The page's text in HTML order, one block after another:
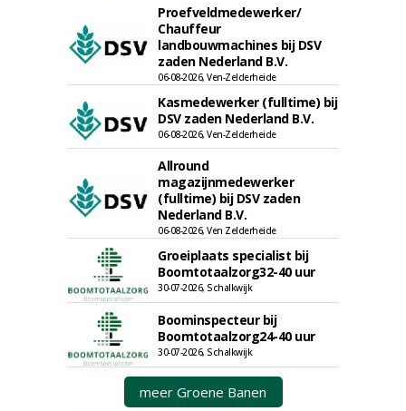
Proefveldmedewerker/
Chauffeur
landbouwmachines bij DSV
zaden Nederland B.V.
06-08-2026, Ven-Zelderheide
Kasmedewerker (fulltime) bij
DSV zaden Nederland B.V.
06-08-2026, Ven-Zelderheide
Allround
magazijnmedewerker
(fulltime) bij DSV zaden
Nederland B.V.
06-08-2026, Ven Zelderheide
Groeiplaats specialist bij
Boomtotaalzorg32-40 uur
30-07-2026, Schalkwijk
Boominspecteur bij
Boomtotaalzorg24-40 uur
30-07-2026, Schalkwijk
meer Groene Banen